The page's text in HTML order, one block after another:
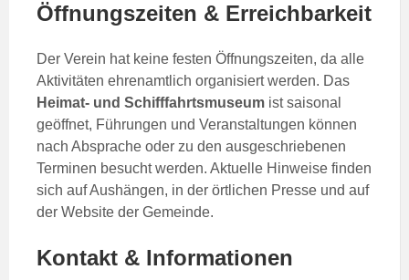
Öffnungszeiten & Erreichbarkeit
Der Verein hat keine festen Öffnungszeiten, da alle
Aktivitäten ehrenamtlich organisiert werden. Das
Heimat- und Schifffahrtsmuseum ist saisonal
geöffnet, Führungen und Veranstaltungen können
nach Absprache oder zu den ausgeschriebenen
Terminen besucht werden. Aktuelle Hinweise finden
sich auf Aushängen, in der örtlichen Presse und auf
der Website der Gemeinde.
Kontakt & Informationen